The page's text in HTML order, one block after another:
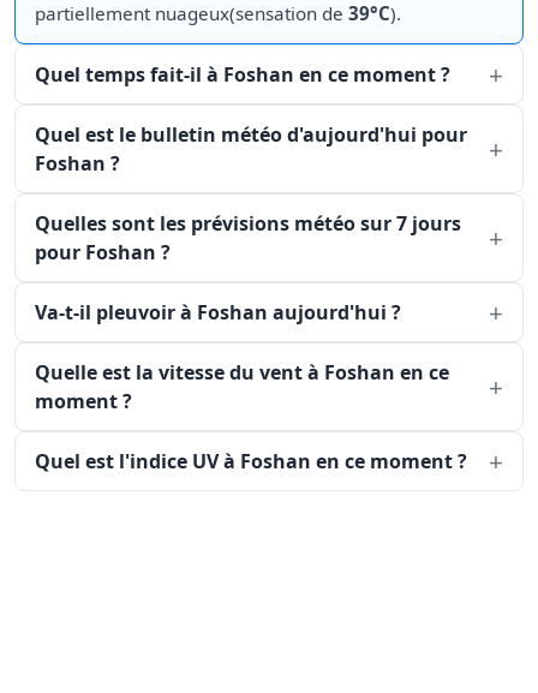
partiellement nuageux(sensation de 39°C).
Quel temps fait-il à Foshan en ce moment ?
Quel est le bulletin météo d'aujourd'hui pour
Foshan ?
Quelles sont les prévisions météo sur 7 jours
pour Foshan ?
Va-t-il pleuvoir à Foshan aujourd'hui ?
Quelle est la vitesse du vent à Foshan en ce
moment ?
Quel est l'indice UV à Foshan en ce moment ?